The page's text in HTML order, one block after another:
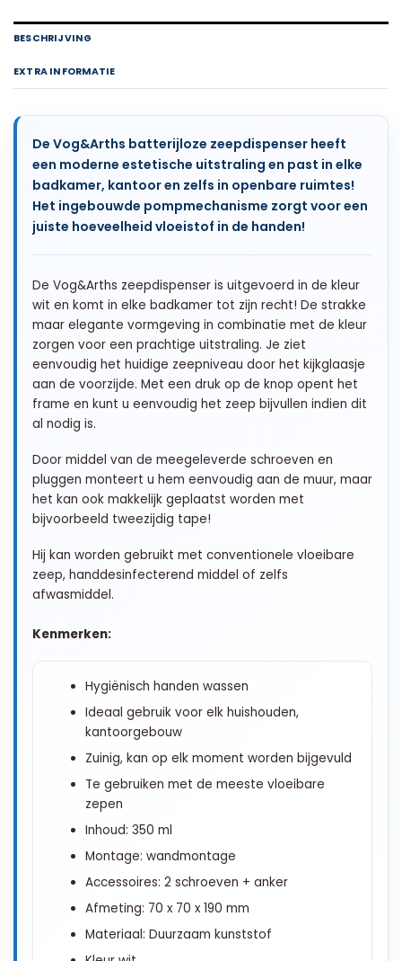
BESCHRIJVING
EXTRA INFORMATIE
De Vog&Arths batterijloze zeepdispenser heeft
een moderne estetische uitstraling en past in elke
badkamer, kantoor en zelfs in openbare ruimtes!
Het ingebouwde pompmechanisme zorgt voor een
juiste hoeveelheid vloeistof in de handen!
De Vog&Arths zeepdispenser is uitgevoerd in de kleur
wit en komt in elke badkamer tot zijn recht! De strakke
maar elegante vormgeving in combinatie met de kleur
zorgen voor een prachtige uitstraling. Je ziet
eenvoudig het huidige zeepniveau door het kijkglaasje
aan de voorzijde. Met een druk op de knop opent het
frame en kunt u eenvoudig het zeep bijvullen indien dit
al nodig is.
Door middel van de meegeleverde schroeven en
pluggen monteert u hem eenvoudig aan de muur, maar
het kan ook makkelijk geplaatst worden met
bijvoorbeeld tweezijdig tape!
Hij kan worden gebruikt met conventionele vloeibare
zeep, handdesinfecterend middel of zelfs
afwasmiddel.
Kenmerken:
Hygiënisch handen wassen
Ideaal gebruik voor elk huishouden,
kantoorgebouw
Zuinig, kan op elk moment worden bijgevuld
Te gebruiken met de meeste vloeibare
zepen
Inhoud: 350 ml
Montage: wandmontage
Accessoires: 2 schroeven + anker
Afmeting: 70 x 70 x 190 mm
Materiaal: Duurzaam kunststof